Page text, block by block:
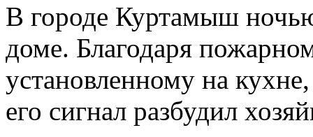
В городе Куртамыш
доме. Благодаря
установленному на
его сигнал разбудил